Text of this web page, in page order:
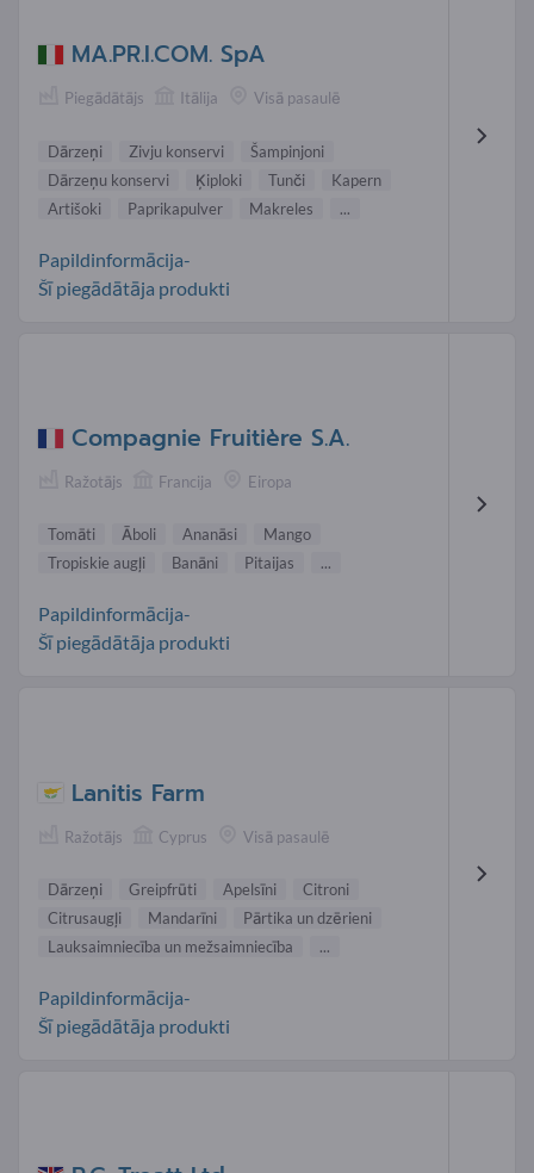
MA.PR.I.COM. SpA
Piegādātājs Itālija Visā pasaulē
Dārzeņi Zivju konservi
Šampinjoni
Dārzeņu konservi
Ķiploki Tunči
Kapern
Artišoki
Paprikapulver Makreles ...
Papildinformācija-
Šī piegādātāja produkti
Compagnie Fruitière S.A.
Ražotājs Francija Eiropa
Tomāti Āboli Ananāsi
Mango
Tropiskie augļi
Banāni Pitaijas ...
Papildinformācija-
Šī piegādātāja produkti
Lanitis Farm
Ražotājs Cyprus Visā pasaulē
Dārzeņi Greipfrūti Apelsīni
Citroni
Citrusaugļi
Mandarīni
Pārtika un dzērieni
Lauksaimniecība un mežsaimniecība
...
Papildinformācija-
Šī piegādātāja produkti